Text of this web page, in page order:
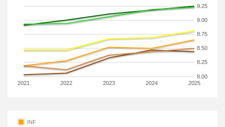
2021 2022 2023 2024 2025
8.00
8.25
8.50
8.75
9.00
9.25
INF